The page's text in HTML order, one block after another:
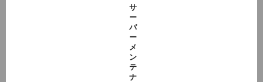
サ
ー
バ
ー
メ
ン
テ
ナ